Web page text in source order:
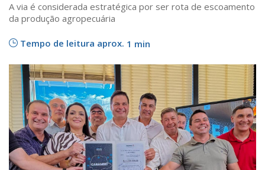
A via é considerada estratégica por ser rota de escoamento
da produção agropecuária
Tempo de leitura aprox. 1 min